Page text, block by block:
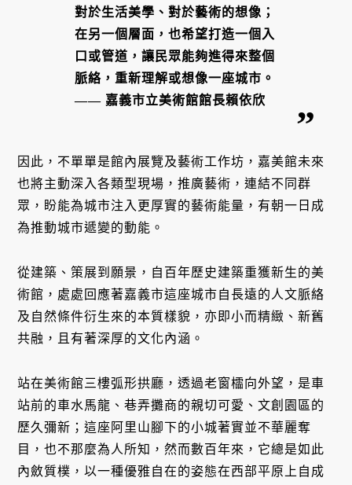
對於生活美學、對於藝術的想像；
在另一個層面，也希望打造一個入
口或管道，讓民眾能夠進得來整個
脈絡，重新理解或想像一座城市。
—— 嘉義市立美術館館長賴依欣
因此，不單單是館內展覽及藝術工作坊，嘉美館未來
也將主動深入各類型現場，推廣藝術，連結不同群
眾，盼能為城市注入更厚實的藝術能量，有朝一日成
為推動城市遞變的動能。
從建築、策展到願景，自百年歷史建築重獲新生的美
術館，處處回應著嘉義市這座城市自長遠的人文脈絡
及自然條件衍生來的本質樣貌，亦即小而精緻、新舊
共融，且有著深厚的文化內涵。
站在美術館三樓弧形拱廳，透過老窗櫺向外望，是車
站前的車水馬龍、巷弄攤商的親切可愛、文創園區的
歷久彌新；這座阿里山腳下的小城著實並不華麗奪
目，也不那麼為人所知，然而數百年來，它總是如此
內斂質樸，以一種優雅自在的姿態在西部平原上自成